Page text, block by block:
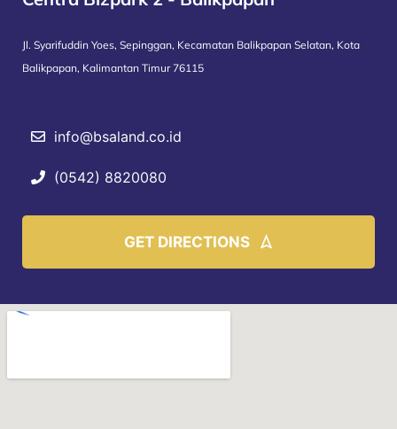
Jl. Syarifuddin Yoes, Sepinggan, Kecamatan Balikpapan Selatan, Kota
Balikpapan, Kalimantan Timur 76115
info@bsaland.co.id
(0542) 8820080
GET DIRECTIONS